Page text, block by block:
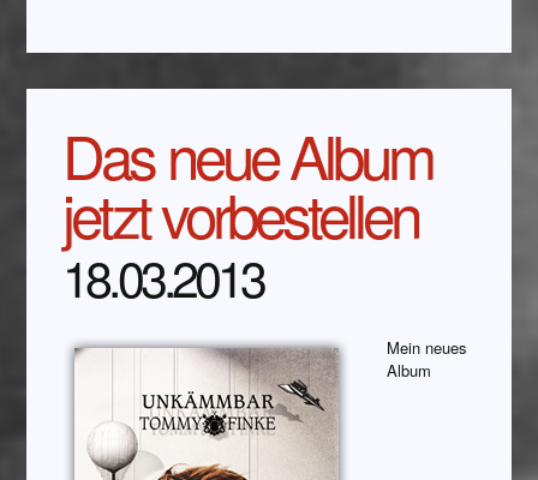
Das neue Album
jetzt vorbestellen
18.03.2013
Mein neues
Album